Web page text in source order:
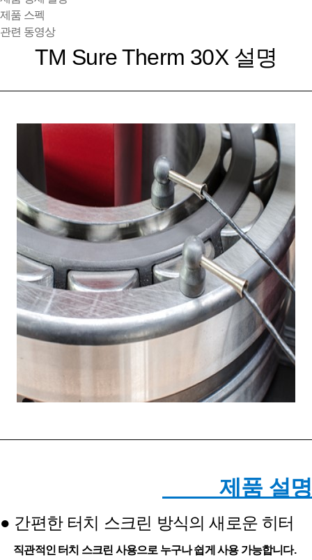
제품 스펙
관련 동영상
TM Sure Therm 30X 설명
제품 설명
● 간편한 터치 스크린 방식의 새로운 히터
직관적인 터치 스크린 사용으로 누구나 쉽게 사용 가능합니다.